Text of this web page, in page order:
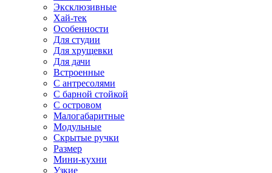
Эксклюзивные
Хай-тек
Особенности
Для студии
Для хрущевки
Для дачи
Встроенные
С антресолями
С барной стойкой
С островом
Малогабаритные
Модульные
Скрытые ручки
Размер
Мини-кухни
Узкие